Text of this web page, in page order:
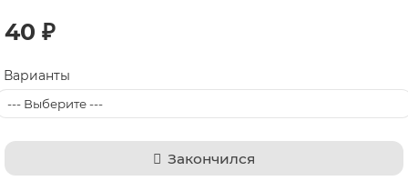
40 ₽
Варианты
Закончился